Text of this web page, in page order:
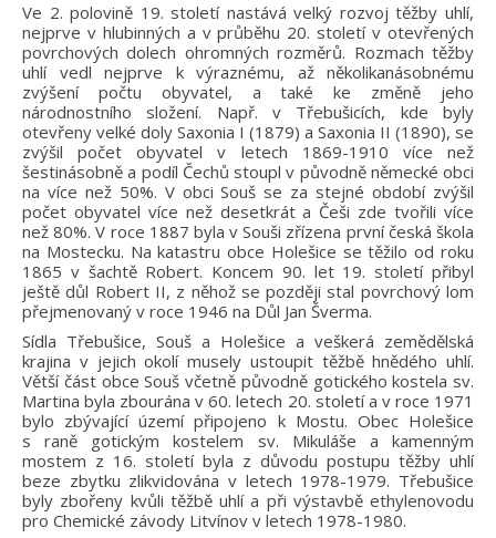
Ve 2. polovině 19. století nastává velký rozvoj těžby uhlí,
nejprve v hlubinných a v průběhu 20. století v otevřených
povrchových dolech ohromných rozměrů. Rozmach těžby
uhlí vedl nejprve k výraznému, až několikanásobnému
zvýšení počtu obyvatel, a také ke změně jeho
národnostního složení. Např. v Třebušicích, kde byly
otevřeny velké doly Saxonia I (1879) a Saxonia II (1890), se
zvýšil počet obyvatel v letech 1869-1910 více než
šestinásobně a podíl Čechů stoupl v původně německé obci
na více než 50%. V obci Souš se za stejné období zvýšil
počet obyvatel více než desetkrát a Češi zde tvořili více
než 80%. V roce 1887 byla v Souši zřízena první česká škola
na Mostecku. Na katastru obce Holešice se těžilo od roku
1865 v šachtě Robert. Koncem 90. let 19. století přibyl
ještě důl Robert II, z něhož se později stal povrchový lom
přejmenovaný v roce 1946 na Důl Jan Šverma.
Sídla Třebušice, Souš a Holešice a veškerá zemědělská
krajina v jejich okolí musely ustoupit těžbě hnědého uhlí.
Větší část obce Souš včetně původně gotického kostela sv.
Martina byla zbourána v 60. letech 20. století a v roce 1971
bylo zbývající území připojeno k Mostu. Obec Holešice
s raně gotickým kostelem sv. Mikuláše a kamenným
mostem z 16. století byla z důvodu postupu těžby uhlí
beze zbytku zlikvidována v letech 1978-1979. Třebušice
byly zbořeny kvůli těžbě uhlí a při výstavbě ethylenovodu
pro Chemické závody Litvínov v letech 1978-1980.